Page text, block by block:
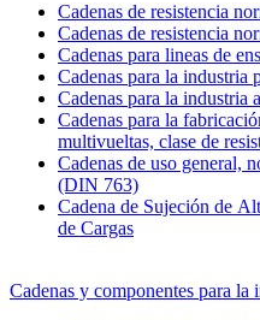
Cadenas de resistencia
Cadenas de resistencia
Cadenas para lineas de
Cadenas para la industria
Cadenas para la industria
Cadenas para la
multivueltas, clase de
Cadenas de uso general,
(DIN 763)
Cadena de Sujeción de
de Cargas
Cadenas y componentes para la